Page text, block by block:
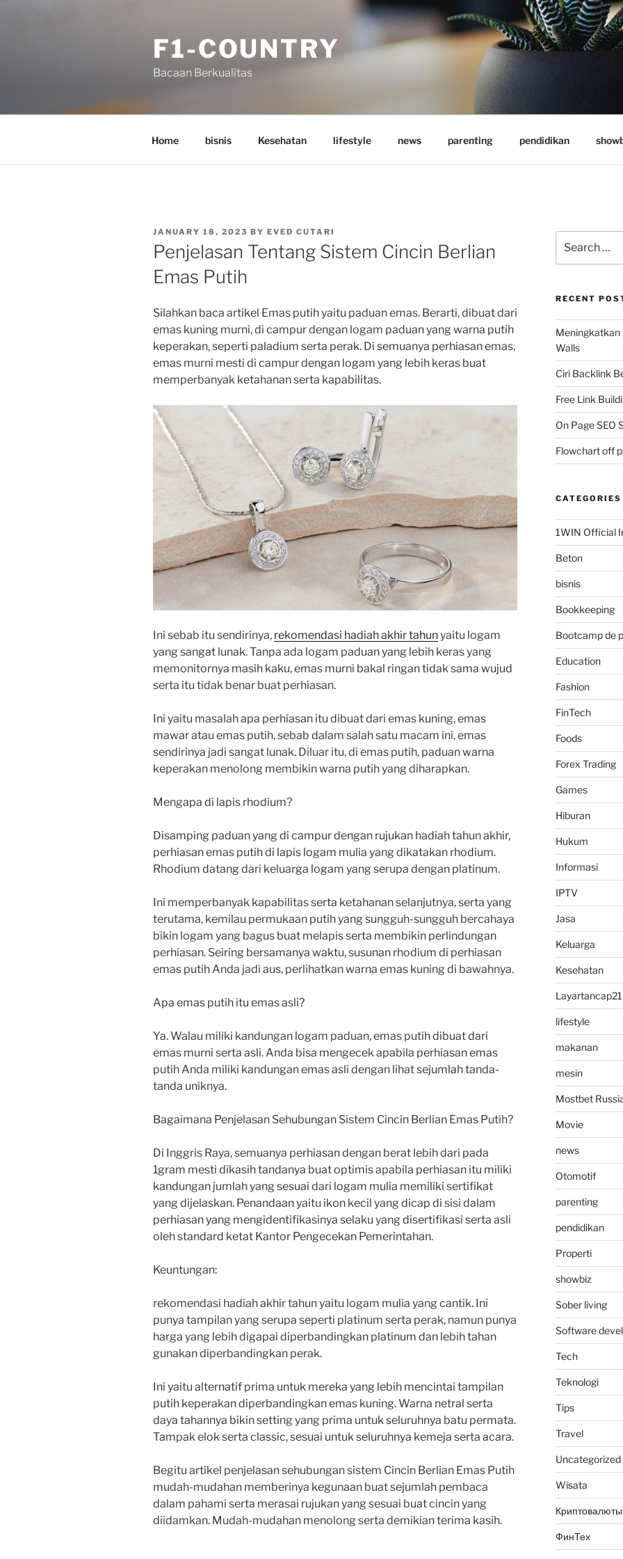
F1-COUNTRY
Bacaan Berkualitas
Home bisnis Kesehatan lifestyle news parenting pendidikan
POSTED
ON
JANUARY 18, 2023 BY EVED CUTARI
Penjelasan Tentang Sistem Cincin Berlian
Emas Putih
Silahkan baca artikel Emas putih yaitu paduan emas. Berarti, dibuat dari
emas kuning murni, di campur dengan logam paduan yang warna putih
keperakan, seperti paladium serta perak. Di semuanya perhiasan emas,
emas murni mesti di campur dengan logam yang lebih keras buat
memperbanyak ketahanan serta kapabilitas.
Ini sebab itu sendirinya, rekomendasi hadiah akhir tahunyaitu logam
yang sangat lunak. Tanpa ada logam paduan yang lebih keras yang
memonitornya masih kaku, emas murni bakal ringan tidak sama wujud
serta itu tidak benar buat perhiasan.
Ini yaitu masalah apa perhiasan itu dibuat dari emas kuning, emas
mawar atau emas putih, sebab dalam salah satu macam ini, emas
sendirinya jadi sangat lunak. Diluar itu, di emas putih, paduan warna
keperakan menolong membikin warna putih yang diharapkan.
Mengapa di lapis rhodium?
Disamping paduan yang di campur dengan rujukan hadiah tahun akhir,
perhiasan emas putih di lapis logam mulia yang dikatakan rhodium.
Rhodium datang dari keluarga logam yang serupa dengan platinum.
Ini memperbanyak kapabilitas serta ketahanan selanjutnya, serta yang
terutama, kemilau permukaan putih yang sungguh-sungguh bercahaya
bikin logam yang bagus buat melapis serta membikin perlindungan
perhiasan. Seiring bersamanya waktu, susunan rhodium di perhiasan
emas putih Anda jadi aus, perlihatkan warna emas kuning di bawahnya.
Apa emas putih itu emas asli?
Ya. Walau miliki kandungan logam paduan, emas putih dibuat dari
emas murni serta asli. Anda bisa mengecek apabila perhiasan emas
putih Anda miliki kandungan emas asli dengan lihat sejumlah tanda-
tanda uniknya.
Bagaimana Penjelasan Sehubungan Sistem Cincin Berlian Emas Putih?
Di Inggris Raya, semuanya perhiasan dengan berat lebih dari pada
1gram mesti dikasih tandanya buat optimis apabila perhiasan itu miliki
kandungan jumlah yang sesuai dari logam mulia memiliki sertifikat
yang dijelaskan. Penandaan yaitu ikon kecil yang dicap di sisi dalam
perhiasan yang mengidentifikasinya selaku yang disertifikasi serta asli
oleh standard ketat Kantor Pengecekan Pemerintahan.
Keuntungan:
rekomendasi hadiah akhir tahun yaitu logam mulia yang cantik. Ini
punya tampilan yang serupa seperti platinum serta perak, namun punya
harga yang lebih digapai diperbandingkan platinum dan lebih tahan
gunakan diperbandingkan perak.
Ini yaitu alternatif prima untuk mereka yang lebih mencintai tampilan
putih keperakan diperbandingkan emas kuning. Warna netral serta
daya tahannya bikin setting yang prima untuk seluruhnya batu permata.
Tampak elok serta classic, sesuai untuk seluruhnya kemeja serta acara.
Begitu artikel penjelasan sehubungan sistem Cincin Berlian Emas Putih
mudah-mudahan memberinya kegunaan buat sejumlah pembaca
dalam pahami serta merasai rujukan yang sesuai buat cincin yang
diidamkan. Mudah-mudahan menolong serta demikian terima kasih.
for:
RECENT
Meningkatkan
Walls
Ciri Backlink
Free Link
On Page SEO
Flowchart off
CATEGORIES
1WIN Official
Beton
bisnis
Bookkeeping
Bootcamp de
Education
Fashion
FinTech
Foods
Forex Trading
Games
Hiburan
Hukum
Informasi
IPTV
Jasa
Keluarga
Kesehatan
Layartancap21
lifestyle
makanan
mesin
Mostbet
Movie
news
Otomotif
parenting
pendidikan
Properti
showbiz
Sober living
Software
Tech
Teknologi
Tips
Travel
Uncategorized
Wisata
Криптовалюты
ФинТех